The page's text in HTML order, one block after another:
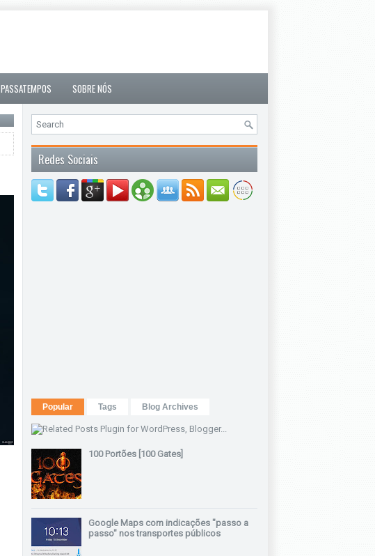
PASSATEMPOS SOBRE NÓS
Redes Sociais
Popular Tags Blog Archives
100 Portões [100 Gates]
Google Maps com indicações "passo a
passo" nos transportes públicos